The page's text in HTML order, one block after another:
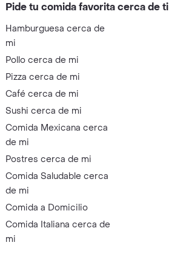
Pide tu comida favorita cerca de ti
Hamburguesa cerca de
mi
Pollo cerca de mi
Pizza cerca de mi
Café cerca de mi
Sushi cerca de mi
Comida Mexicana cerca
de mi
Postres cerca de mi
Comida Saludable cerca
de mi
Comida a Domicilio
Comida Italiana cerca de
mi